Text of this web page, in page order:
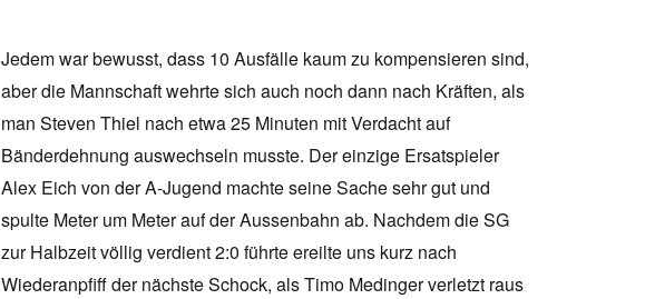
Jedem war bewusst, dass 10 Ausfälle kaum zu kompensieren sind,
aber die Mannschaft wehrte sich auch noch dann nach Kräften, als
man Steven Thiel nach etwa 25 Minuten mit Verdacht auf
Bänderdehnung auswechseln musste. Der einzige Ersatspieler
Alex Eich von der A-Jugend machte seine Sache sehr gut und
spulte Meter um Meter auf der Aussenbahn ab. Nachdem die SG
zur Halbzeit völlig verdient 2:0 führte ereilte uns kurz nach
Wiederanpfiff der nächste Schock, als Timo Medinger verletzt raus